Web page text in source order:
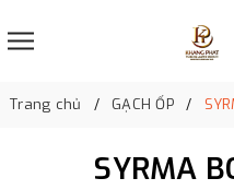
Trang chủ GẠCH ỐP
SYRMA